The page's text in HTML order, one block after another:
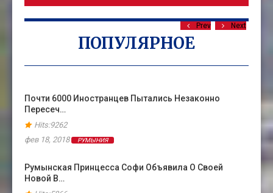
ПОПУЛЯРНОЕ
Prev Next
Почти 6000 Иностранцев Пытались Незаконно
Пересеч…
Hits:9262
фев 18, 2018
РУМЫНИЯ
Румынская Принцесса Софи Объявила О Своей
Новой В…